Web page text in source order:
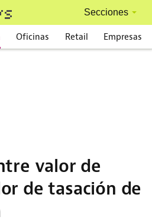
Secciones
Oficinas Retail Empresas
valor de
de tasación de